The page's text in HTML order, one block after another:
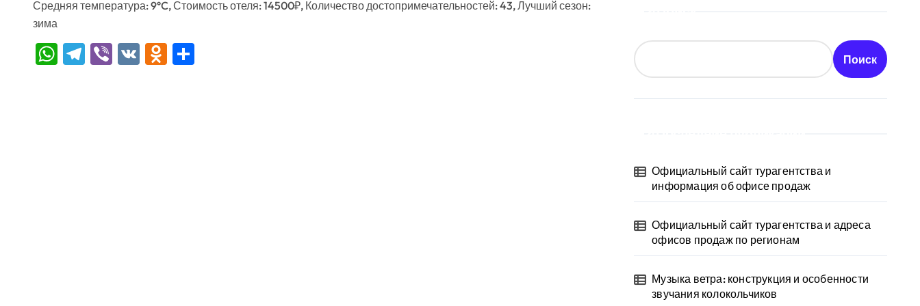
Средняя температура: 9°C, Стоимость отеля: 14500₽, Количество достопримечательностей: 43, Лучший сезон:
зима
WhatsApp
Telegram
Viber
VK Odnoklassniki Поиск
Официальный сайт турагентства и
информация об офисе продаж
Официальный сайт турагентства и адреса
офисов продаж по регионам
Музыка ветра: конструкция и особенности
звучания колокольчиков